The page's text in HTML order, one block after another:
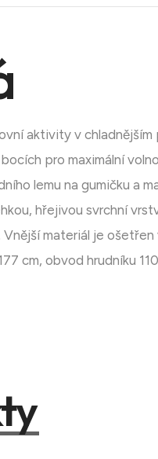
aktivity v chladnějším
pro maximální
lemu na gumičku a
hřejivou svrchní
materiál je
cm, obvod hrudníku